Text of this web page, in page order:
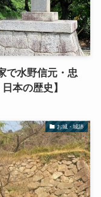
で水野信元・忠
本の歴史】
お城・城跡